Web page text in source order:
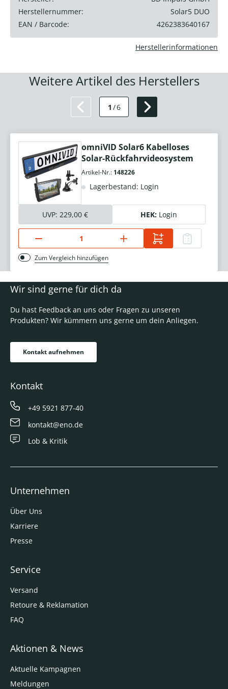
Herstellernummer:
Solar5 DUO
EAN / Barcode:
4262383640167
Herstellerinformationen
Weitere Artikel des Herstellers
1 /6
omniVID Solar6 Kabelloses
Solar-Rückfahrvideosystem
Artikel-Nr.: 148226
Lagerbestand: Login
UVP: 229,00 € HEK: Login
Zum Vergleich hinzufügen
Wir sind gerne für dich da
Du hast Feedback an uns oder Fragen zu unseren
Produkten? Wir kümmern uns gerne um dein Anliegen.
Kontakt aufnehmen
Kontakt
+49 5921 877-40
kontakt@eno.de
Lob & Kritik
Unternehmen
Über Uns
Karriere
Presse
Service
Versand
Retoure & Reklamation
FAQ
Aktionen & News
Aktuelle Kampagnen
Meldungen